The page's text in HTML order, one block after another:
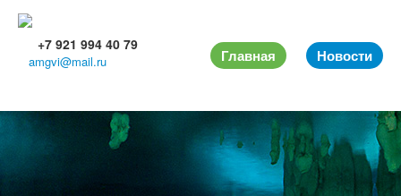
+7 921 994 40 79
amgvi@mail.ru Главная Новости